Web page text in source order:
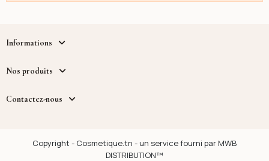
Informations
Nos produits
Contactez-nous
Copyright - Cosmetique.tn - un service fourni par MWB
DISTRIBUTION™